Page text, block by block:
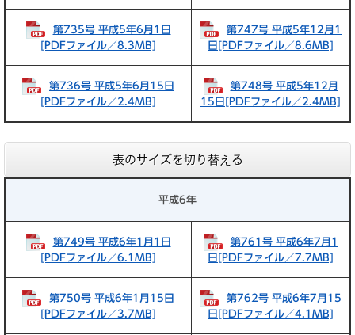
第735号 平成5年6月1日
[PDFファイル／8.3MB]
第747号 平成5年12月1
日[PDFファイル／8.6MB]
第736号 平成5年6月15日
[PDFファイル／2.4MB]
第748号 平成5年12月
15日[PDFファイル／2.4MB]
表のサイズを切り替える
平成6年
第749号 平成6年1月1日
[PDFファイル／6.1MB]
第761号 平成6年7月1
日[PDFファイル／7.7MB]
第750号 平成6年1月15日
[PDFファイル／3.7MB]
第762号 平成6年7月15
日[PDFファイル／4.1MB]